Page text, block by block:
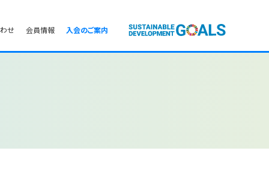
せ 会員情報 入会のご案内